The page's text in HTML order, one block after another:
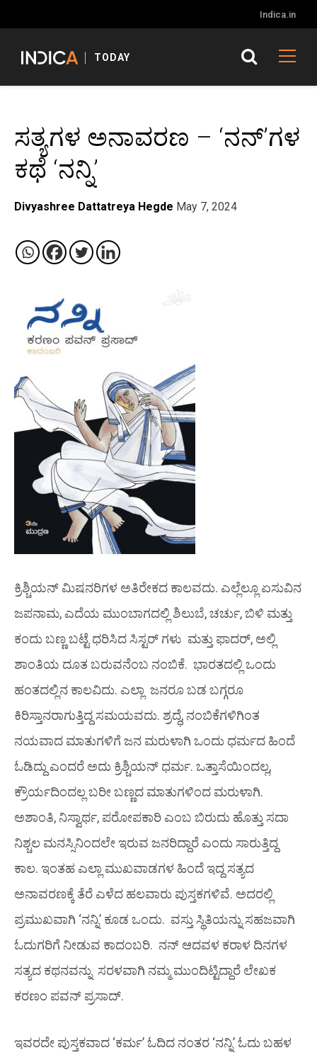
Indica.in
TODAY
ಸತ್ಯಗಳ ಅನಾವರಣ – ‘ನನ್’ಗಳ
ಕಥೆ ‘ನನ್ನಿ’
Divyashree Dattatreya Hegde May 7, 2024
ಕ್ರಿಶ್ಚಿಯನ್ ಮಿಷನರಿಗಳ ಅತಿರೇಕದ ಕಾಲವದು. ಎಲ್ಲೆಲ್ಲೂ ಏಸುವಿನ
ಜಪನಾಮ, ಎದೆಯ ಮುಂಬಾಗದಲ್ಲಿ ಶಿಲುಬೆ, ಚರ್ಚು, ಬಿಳಿ ಮತ್ತು
ಕಂದು ಬಣ್ಣ ಬಟ್ಟೆ ಧರಿಸಿದ ಸಿಸ್ಟರ್ ಗಳು ಮತ್ತು ಫಾದರ್, ಅಲ್ಲಿ
ಶಾಂತಿಯ ದೂತ ಬರುವನೆಂಬ ನಂಬಿಕೆ. ಭಾರತದಲ್ಲಿ ಒಂದು
ಹಂತದಲ್ಲಿನ ಕಾಲವಿದು. ಎಲ್ಲಾ ಜನರೂ ಬಡ ಬಗ್ಗರೂ
ಕಿರಿಸ್ತಾನರಾಗುತ್ತಿದ್ದ ಸಮಯವದು. ಶ್ರದ್ಧೆ, ನಂಬಿಕೆಗಳಿಗಿಂತ
ನಯವಾದ ಮಾತುಗಳಿಗೆ ಜನ ಮರುಳಾಗಿ ಒಂದು ಧರ್ಮದ ಹಿಂದೆ
ಓಡಿದ್ದು ಎಂದರೆ ಅದು ಕ್ರಿಶ್ಚಿಯನ್ ಧರ್ಮ. ಒತ್ತಾಸೆಯಿಂದಲ್ಲ,
ಕ್ರೌರ್ಯದಿಂದಲ್ಲ ಬರೀ ಬಣ್ಣದ ಮಾತುಗಳಿಂದ ಮರುಳಾಗಿ.
ಅಶಾಂತಿ, ನಿಸ್ವಾರ್ಥ, ಪರೋಪಕಾರಿ ಎಂಬ ಬಿರುದು ಹೊತ್ತು ಸದಾ
ನಿಶ್ಚಲ ಮನಸ್ಸಿನಿಂದಲೇ ಇರುವ ಜನರಿದ್ದಾರೆ ಎಂದು ಸಾರುತ್ತಿದ್ದ
ಕಾಲ. ಇಂತಹ ಎಲ್ಲಾ ಮುಖವಾಡಗಳ ಹಿಂದೆ ಇದ್ದ ಸತ್ಯದ
ಅನಾವರಣಕ್ಕೆ ತೆರೆ ಎಳೆದ ಹಲವಾರು ಪುಸ್ತಕಗಳಿವೆ. ಅದರಲ್ಲಿ
ಪ್ರಮುಖವಾಗಿ ‘ನನ್ನಿ’ ಕೂಡ ಒಂದು. ವಸ್ತು ಸ್ಥಿತಿಯನ್ನು ಸಹಜವಾಗಿ
ಓದುಗರಿಗೆ ನೀಡುವ ಕಾದಂಬರಿ. ನನ್ ಆದವಳ ಕರಾಳ ದಿನಗಳ
ಸತ್ಯದ ಕಥನವನ್ನು ಸರಳವಾಗಿ ನಮ್ಮ ಮುಂದಿಟ್ಟಿದ್ದಾರೆ ಲೇಖಕ
ಕರಣಂ ಪವನ್ ಪ್ರಸಾದ್.
ಇವರದೇ ಪುಸ್ತಕವಾದ ‘ಕರ್ಮ’ ಓದಿದ ನಂತರ ‘ನನ್ನಿ’ ಓದು ಬಹಳ